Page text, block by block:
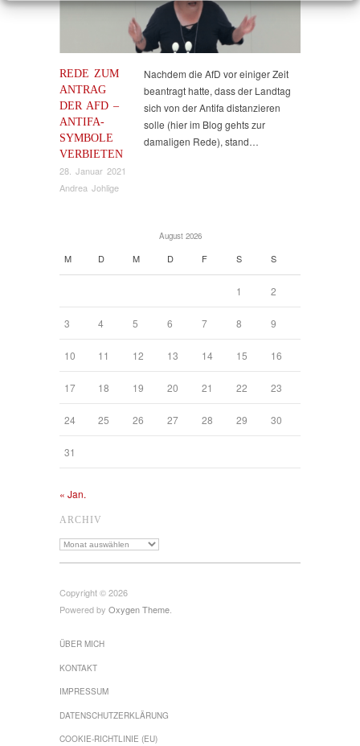
REDE ZUM
ANTRAG
DER AFD –
ANTIFA-
SYMBOLE
VERBIETEN
28. Januar 2021
Andrea Johlige
Nachdem die AfD vor einiger Zeit
beantragt hatte, dass der Landtag
sich von der Antifa distanzieren
solle (hier im Blog gehts zur
damaligen Rede), stand…
August 2026
M D M D F S S
1 2
3 4 5 6 7 8 9
10 11 12 13 14 15 16
17 18 19 20 21 22 23
24 25 26 27 28 29 30
31
« Jan.
ARCHIV
Archiv
Copyright © 2026
Powered by Oxygen Theme.
ÜBER MICH
KONTAKT
IMPRESSUM
DATENSCHUTZ­ERKLÄRUNG
COOKIE-RICHTLINIE (EU)